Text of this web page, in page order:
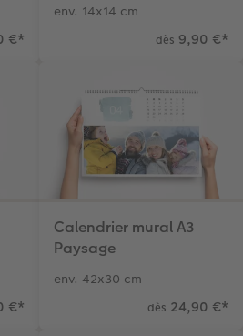
€*
env. 14x14 cm
dès 9,90 €*
€*
Calendrier mural A3
Paysage
env. 42x30 cm
dès 24,90 €*